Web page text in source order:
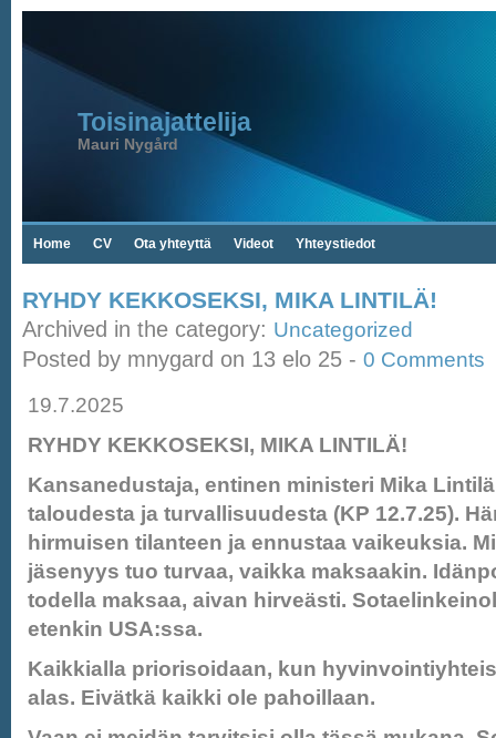
Toisinajattelija
Mauri Nygård
Home CV Ota yhteyttä Videot Yhteystiedot
RYHDY KEKKOSEKSI, MIKA LINTILÄ!
Archived in the category: Uncategorized
Posted by mnygard on 13 elo 25 - 0 Comments
19.7.2025
RYHDY KEKKOSEKSI, MIKA LINTILÄ!
Kansanedustaja, entinen ministeri Mika
taloudesta ja turvallisuudesta (KP 12.7.25).
hirmuisen tilanteen ja ennustaa vaikeuksia.
jäsenyys tuo turvaa, vaikka maksaakin.
todella maksaa, aivan hirveästi.
etenkin USA:ssa.
Kaikkialla priorisoidaan, kun
alas. Eivätkä kaikki ole pahoillaan.